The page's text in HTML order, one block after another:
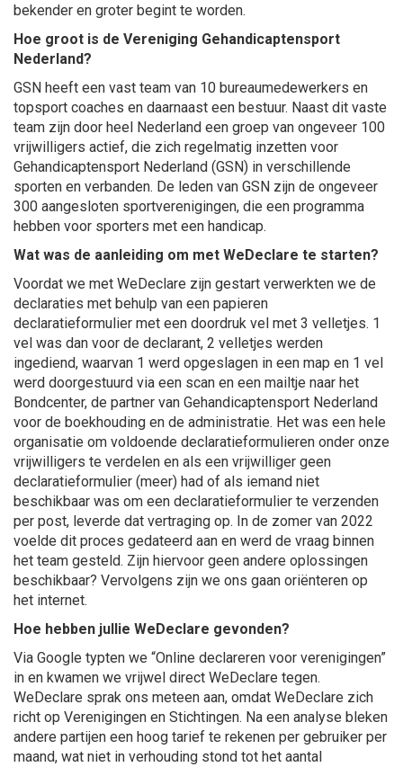
bekender en groter begint te worden.
Hoe groot is de Vereniging Gehandicaptensport
Nederland?
GSN heeft een vast team van 10 bureaumedewerkers en
topsport coaches en daarnaast een bestuur. Naast dit vaste
team zijn door heel Nederland een groep van ongeveer 100
vrijwilligers actief, die zich regelmatig inzetten voor
Gehandicaptensport Nederland (GSN) in verschillende
sporten en verbanden. De leden van GSN zijn de ongeveer
300 aangesloten sportverenigingen, die een programma
hebben voor sporters met een handicap.
Wat was de aanleiding om met WeDeclare te starten?
Voordat we met WeDeclare zijn gestart verwerkten we de
declaraties met behulp van een papieren
declaratieformulier met een doordruk vel met 3 velletjes. 1
vel was dan voor de declarant, 2 velletjes werden
ingediend, waarvan 1 werd opgeslagen in een map en 1 vel
werd doorgestuurd via een scan en een mailtje naar het
Bondcenter, de partner van Gehandicaptensport Nederland
voor de boekhouding en de administratie. Het was een hele
organisatie om voldoende declaratieformulieren onder onze
vrijwilligers te verdelen en als een vrijwilliger geen
declaratieformulier (meer) had of als iemand niet
beschikbaar was om een declaratieformulier te verzenden
per post, leverde dat vertraging op. In de zomer van 2022
voelde dit proces gedateerd aan en werd de vraag binnen
het team gesteld. Zijn hiervoor geen andere oplossingen
beschikbaar? Vervolgens zijn we ons gaan oriënteren op
het internet.
Hoe hebben jullie WeDeclare gevonden?
Via Google typten we “Online declareren voor verenigingen”
in en kwamen we vrijwel direct WeDeclare tegen.
WeDeclare sprak ons meteen aan, omdat WeDeclare zich
richt op Verenigingen en Stichtingen. Na een analyse bleken
andere partijen een hoog tarief te rekenen per gebruiker per
maand, wat niet in verhouding stond tot het aantal